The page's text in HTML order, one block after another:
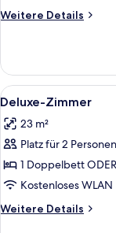
Weitere Details
Weitere
Zimmer
Alle
Fotos
für
Deluxe-
Zimmer
anzeigen
3
Deluxe-Zimmer
23 m²
Platz für 2 Personen
1 Doppelbett
Kostenloses WLAN
Weitere Details
Weitere